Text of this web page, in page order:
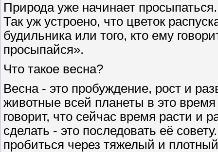
Природа уже начинает просыпаться.
Так уж устроено, что цветок
будильника или того, кто ему
просыпайся».
Что такое весна?
Весна - это пробуждение, рост и
животные всей планеты в это
говорит, что сейчас время расти и
сделать - это последовать её
пробиться через тяжелый и